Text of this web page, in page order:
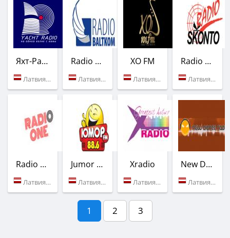
Яхт-Радио
Латвия (Рига)
Radio Baltkom
Латвия (Рига)
XO FM
Латвия (101.0 FM)
Radio Skonto
Латвия (Рига)
Radio One
Латвия (Рига)
Jumor FM
Латвия (88.6 FM)
Xradio
Латвия (Рига)
New Dance Radio
Латвия (Рига)
1 2 3